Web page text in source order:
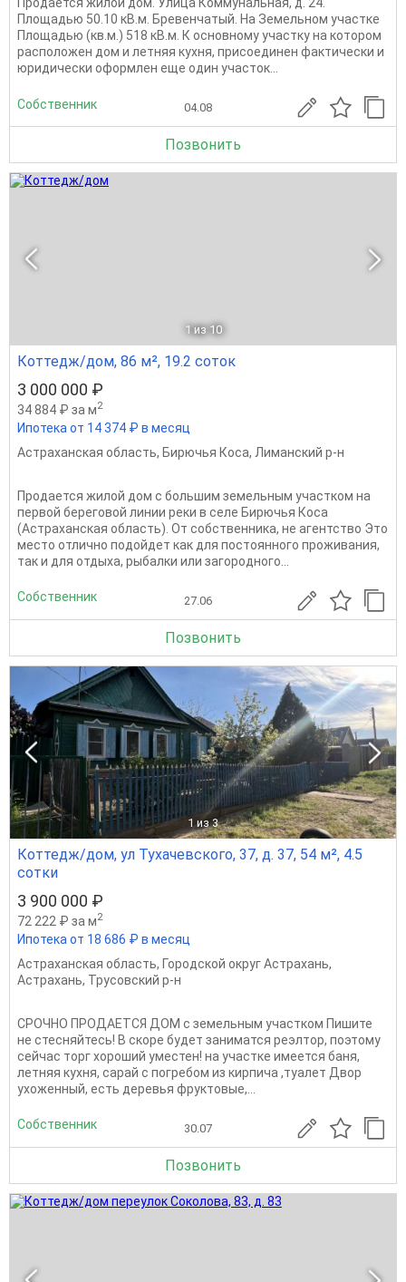
Площадью 50.10 кВ.м. Бревенчатый. На Земельном участке
Площадью (кв.м.) 518 кВ.м. К основному участку на котором
расположен дом и летняя кухня, присоединен фактически и
юридически оформлен еще один участок...
Собственник 04.08
Позвонить
1 из 10
Коттедж/дом, 86 м², 19.2 соток
3 000 000 ₽
34 884 ₽ за м2
Ипотека от 14 374 ₽ в месяц
Астраханская область, Бирючья Коса, Лиманский р-н
Продается жилой дом с большим земельным участком на
первой береговой линии реки в селе Бирючья Коса
(Астраханская область). От собственника, не агентство Это
место отлично подойдет как для постоянного проживания,
так и для отдыха, рыбалки или загородного...
Собственник 27.06
Позвонить
1 из 3
Коттедж/дом, ул Тухачевского, 37, д. 37, 54 м², 4.5
сотки
3 900 000 ₽
72 222 ₽ за м2
Ипотека от 18 686 ₽ в месяц
Астраханская область, Городской округ Астрахань,
Астрахань, Трусовский р-н
СРОЧНО ПРОДАЕТСЯ ДОМ с земельным участком Пишите
не стесняйтесь! В скоре будет заниматся реэлтор, поэтому
сейчас торг хороший уместен! на участке имеется баня,
летняя кухня, сарай с погребом из кирпича ,туалет Двор
ухоженный, есть деревья фруктовые,...
Собственник 30.07
Позвонить